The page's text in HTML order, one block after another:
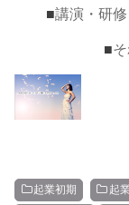
■講演・研
■
起業初期 起